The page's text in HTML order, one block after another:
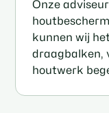
Onze
kunnen wij
draagbalken,
houtwerk